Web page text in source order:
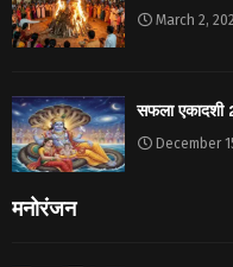
March 2,
सफला एकादशी
December
मनोरंजन